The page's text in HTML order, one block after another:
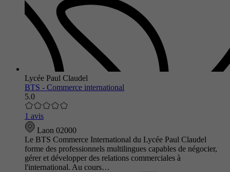
Lycée Paul Claudel
BTS - Commerce international
5.0
1 avis
Laon 02000
Le BTS Commerce International du Lycée Paul Claudel
forme des professionnels multilingues capables de négocier,
gérer et développer des relations commerciales à
l'international. Au cours…